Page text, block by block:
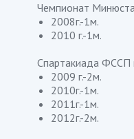
Чемпионат
2008г.-1м.
2010 г.-1м.
Спартакиада ФССП
2009 г.-2м.
2010г.-1м.
2011г.-1м.
2012г.-2м.